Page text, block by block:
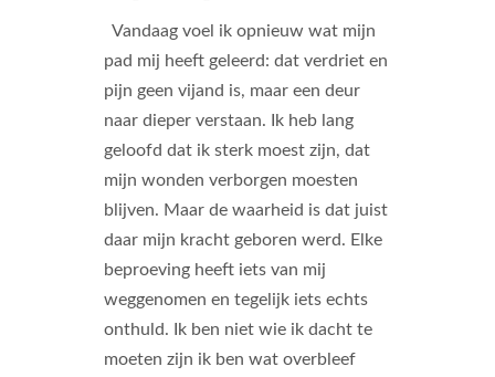
Vandaag voel ik opnieuw wat mijn
pad mij heeft geleerd: dat verdriet en
pijn geen vijand is, maar een deur
naar dieper verstaan. Ik heb lang
geloofd dat ik sterk moest zijn, dat
mijn wonden verborgen moesten
blijven. Maar de waarheid is dat juist
daar mijn kracht geboren werd. Elke
beproeving heeft iets van mij
weggenomen en tegelijk iets echts
onthuld. Ik ben niet wie ik dacht te
moeten zijn ik ben wat overbleef